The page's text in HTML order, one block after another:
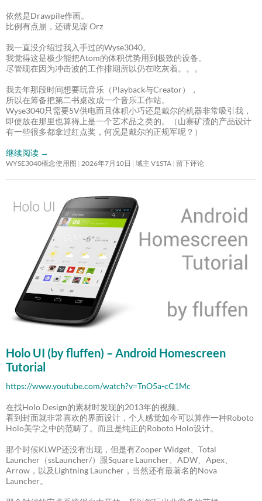
依然是Drawpile作画。
比例有点崩，还请见谅 Orz
我一直没介绍过我入手过的Wyse3040。
我觉得这是极少能把Atom的体积优势用到极致的设备。
尽管现在因为冲击波的工作排期所以仍在吃灰着。。。
我去年那段时间想要玩音乐（Playback与Creator），
所以在筹备把第二书桌改成一个音乐工作站。
Wyse3040只需要5V供电而且体积小巧还是戴尔的机器非常吸引我，
即使放在那里也算得上是一个艺术品之类的。（山寨矿渣的产品设计
有一些很多都拿过红点奖，何况是戴尔的正规军呢？）
继续阅读 →
WYSE3040概念使用图 2026年7月10日 域主 V1STA 留下评论
Holo UI (by fluffen) – Android Homescreen
Tutorial
https://www.youtube.com/watch?v=TnO5a-cC1Mc
在找Holo Design的素材时发现的2013年的视频。
看到封面就非常喜欢的界面设计，个人感觉如今可以算作一种Roboto
Holo美学之中的范畴了。而且是纯正的Roboto Holo设计。
那个时候KLWP还没有出现，但是有Zooper Widget、Total
Launcher（ssLauncher/）跟Square Launcher、ADW、Apex、
Arrow，以及Lightning Launcher，当然还有最著名的Nova
Launcher。